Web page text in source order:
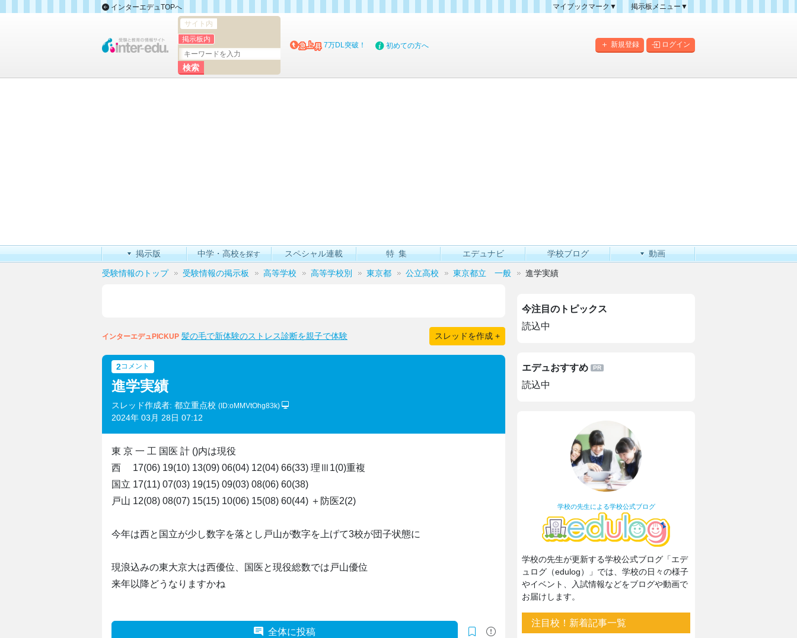
インターエデュTOPへ
マイブックマーク▼
掲示板メニュー▼
掲示板マップ
新規登録 ログイン
サイト内
掲示板内
7万DL突破！ 初めての方へ
掲示版 中学・高校を探す スペシャル連載 特集 エデュナビ 学校ブログ 動画
受験情報のトップ 受験情報の掲示板 高等学校 高等学校別 東京都 公立高校 東京都立 一般 進学実績
インターエデュPICKUP 髪の毛で新体験のストレス診断を親子で体験 スレッドを作成 +
2コメント
進学実績
スレッド作成者: 都立重点校 (ID:oMMVtOhg83k)
2024年 03月 28日 07:12
東 京 一 工 国医 計 ()内は現役
西 17(06) 19(10) 13(09) 06(04) 12(04) 66(33) 理Ⅲ1(0)重複
国立 17(11) 07(03) 19(15) 09(03) 08(06) 60(38)
戸山 12(08) 08(07) 15(15) 10(06) 15(08) 60(44) ＋防医2(2)
今年は西と国立が少し数字を落とし戸山が数字を上げて3校が団子状態に
現浪込みの東大京大は西優位、国医と現役総数では戸山優位
来年以降どうなりますかね
全体に投稿
今注目のトピックス
読込中
エデュおすすめ
読込中
学校の先生による学校公式ブログ
学校の先生が更新する学校公式ブログ「エデ
ュログ（edulog）」では、学校の日々の様子
やイベント、入試情報などをブログや動画で
お届けします。
注目校！新着記事一覧